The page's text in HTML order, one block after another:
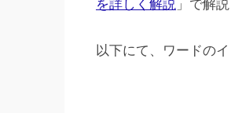
を詳しく解説 」で解
以下にて、ワードの